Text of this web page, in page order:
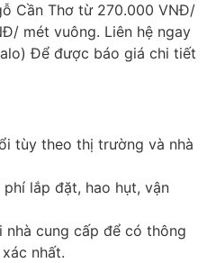
Cần Thơ từ 270.000 VNĐ/
mét vuông. Liên hệ ngay
Để được báo giá chi tiết
tùy theo thị trường và nhà
lắp đặt, hao hụt, vận
cung cấp để có thông
nhất.